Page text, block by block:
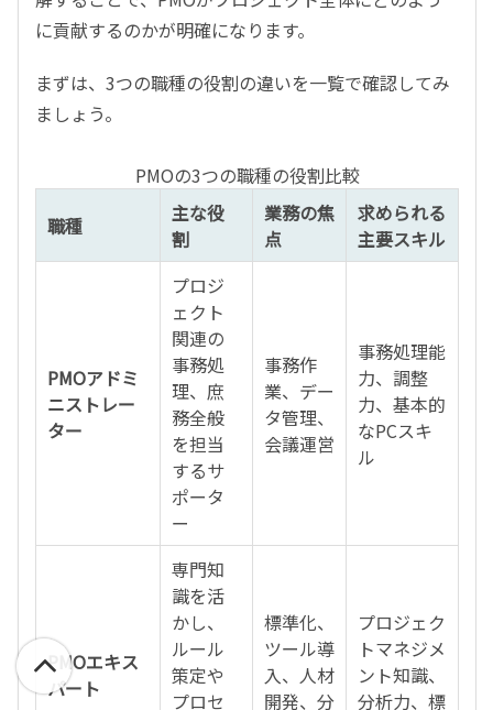
に貢献するのかが明確になります。
まずは、3つの職種の役割の違いを一覧で確認してみ
ましょう。
PMOの3つの職種の役割比較
職種
主な役
割
業務の焦
点
求められる
主要スキル
PMOアドミ
ニストレー
ター
プロジ
ェクト
関連の
事務処
理、庶
務全般
を担当
するサ
ポータ
ー
事務作
業、デー
タ管理、
会議運営
事務処理能
力、調整
力、基本的
なPCスキ
ル
PMOエキス
パート
専門知
識を活
かし、
ルール
策定や
プロセ
標準化、
ツール導
入、人材
開発、分
プロジェク
トマネジメ
ント知識、
分析力、標